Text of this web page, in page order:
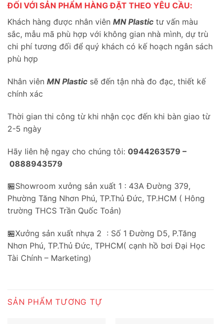
ĐỐI VỚI SẢN PHẨM HÀNG ĐẶT THEO YÊU CẦU:
Khách hàng được nhân viên MN Plastic tư vấn màu
sắc, mẫu mã phù hợp với không gian nhà mình, dự trù
chi phí tương đối để quý khách có kế hoạch ngân sách
phù hợp
Nhân viên MN Plastic sẽ đến tận nhà đo đạc, thiết kế
chính xác
Thời gian thi công từ khi nhận cọc đến khi bàn giao từ
2-5 ngày
Hãy liên hệ ngay cho chúng tôi: 0944263579 –
0888943579
🏪Showroom xưởng sản xuất 1 : 43A Đường 379,
Phường Tăng Nhơn Phú, TP.Thủ Đức, TP.HCM ( Hông
trường THCS Trần Quốc Toản)
🏪Xưởng sản xuất nhựa 2 : Số 1 Đường D5, P.Tăng
Nhơn Phú, TP.Thủ Đức, TPHCM( cạnh hồ bơi Đại Học
Tài Chính – Marketing)
SẢN PHẨM TƯƠNG TỰ